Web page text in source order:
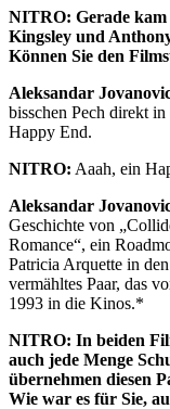
NITRO: Gerade kam
Kingsley und
Können Sie den
Aleksandar
bisschen Pech direkt
Happy End.
NITRO: Aaah, ein
Aleksandar
Geschichte von
Romance“, ein
Patricia Arquette in
vermähltes Paar, das
1993 in die Kinos.*
NITRO: In beiden
auch jede Menge
übernehmen diesen
Wie war es für Sie,